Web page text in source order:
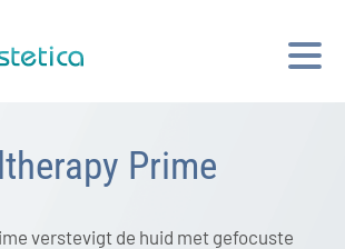
Prime
verstevigt de huid met gefocuste